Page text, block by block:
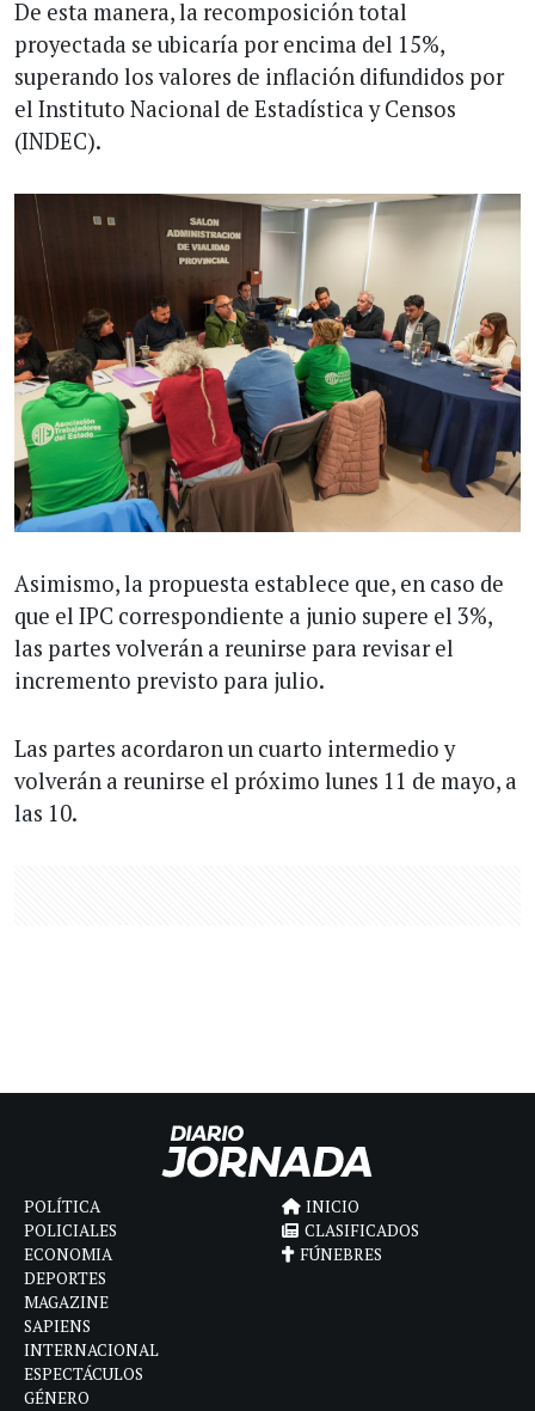
De esta manera, la recomposición total
proyectada se ubicaría por encima del 15%,
superando los valores de inflación difundidos por
el Instituto Nacional de Estadística y Censos
(INDEC).
Asimismo, la propuesta establece que, en caso de
que el IPC correspondiente a junio supere el 3%,
las partes volverán a reunirse para revisar el
incremento previsto para julio.
Las partes acordaron un cuarto intermedio y
volverán a reunirse el próximo lunes 11 de mayo, a
las 10.
POLÍTICA
POLICIALES
ECONOMIA
DEPORTES
MAGAZINE
SAPIENS
INTERNACIONAL
ESPECTÁCULOS
GÉNERO
INICIO
CLASIFICADOS
FÚNEBRES